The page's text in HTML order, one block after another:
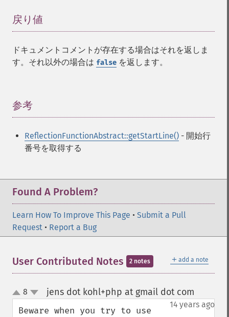
戻り値
ドキュメントコメントが存在する場合はそれを返しま
す。それ以外の場合は false を返します。
参考
ReflectionFunctionAbstract::getStartLine() - 開始行
番号を取得する
Found A Problem?
Learn How To Improve This Page • Submit a Pull
Request • Report a Bug
＋ add a note
User Contributed Notes 2 notes
up
down
8 jens dot kohl+php at gmail dot com
14 years ago
Beware when you try to use